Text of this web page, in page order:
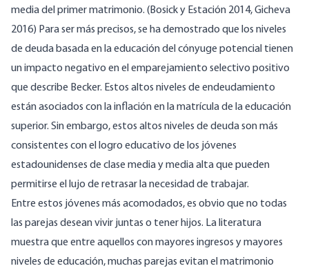
media del primer matrimonio. (Bosick y Estación 2014, Gicheva
2016) Para ser más precisos, se ha demostrado que los niveles
de deuda basada en la educación del cónyuge potencial tienen
un impacto negativo en el emparejamiento selectivo positivo
que describe Becker. Estos altos niveles de endeudamiento
están asociados con la inflación en la matrícula de la educación
superior. Sin embargo, estos altos niveles de deuda son más
consistentes con el logro educativo de los jóvenes
estadounidenses de clase media y media alta que pueden
permitirse el lujo de retrasar la necesidad de trabajar.
Entre estos jóvenes más acomodados, es obvio que no todas
las parejas desean vivir juntas o tener hijos. La literatura
muestra que entre aquellos con mayores ingresos y mayores
niveles de educación, muchas parejas evitan el matrimonio